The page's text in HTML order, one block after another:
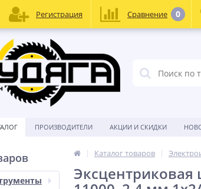
ПРОИЗВОДИТЕЛИ АКЦИИ И СКИДКИ
Каталог товаров
Эксцентриковая
Регистрация Сравнение 0